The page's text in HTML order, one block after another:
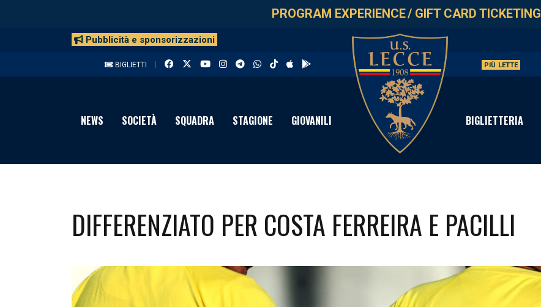
PROGRAM EXPERIENCE/ GIFT CARD TICKETING
Pubblicità e sponsorizzazioni
BIGLIETTI PIÙ LETTE
NEWS SOCIETÀ SQUADRA STAGIONE GIOVANILI BIGLIETTERIA
DIFFERENZIATO PER COSTA FERREIRA E PACILLI